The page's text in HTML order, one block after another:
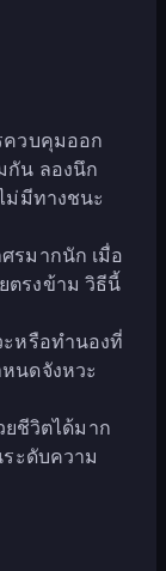
ควบคุมออก
กัน ลองนึก
ม่มีทางชนะ
รมากนัก เมื่อ
ตรงข้าม วิธีนี้
ะหรือทำนองที่
นดจังหวะ
ชีวิตได้มาก
ะดับความ